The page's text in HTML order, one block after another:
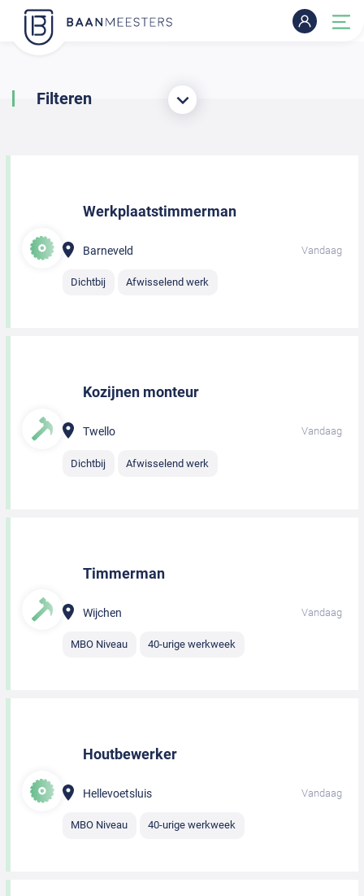
Filteren
Werkplaatstimmerman
Barneveld Vandaag
Dichtbij Afwisselend werk
Kozijnen monteur
Twello Vandaag
Dichtbij Afwisselend werk
Timmerman
Wijchen Vandaag
MBO Niveau 40-urige werkweek
Houtbewerker
Hellevoetsluis Vandaag
MBO Niveau 40-urige werkweek